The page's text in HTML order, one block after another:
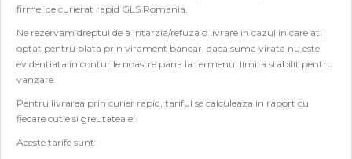
firmei de curierat rapid GLS Romania.
Ne rezervam dreptul de a intarzia/refuza o livrare in cazul in care ati
optat pentru plata prin virament bancar, daca suma virata nu este
evidentiata in conturile noastre pana la termenul limita stabilit pentru
vanzare.
Pentru livrarea prin curier rapid, tariful se calculeaza in raport cu
fiecare cutie si greutatea ei.
Aceste tarife sunt: